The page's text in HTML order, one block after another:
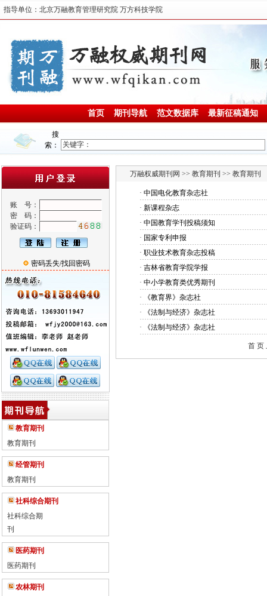
指导单位：北京万融教育管理研究院 万方科技学院
首页 期刊导航 范文数据库 最新征稿通知
搜
索：
账 号：
密 码：
验证码：
密码丢失/找回密码
教育期刊
教育期刊
经管期刊
教育期刊
社科综合期刊
社科综合期
刊
医药期刊
医药期刊
农林期刊
万融权威期刊网 >>教育期刊 >> 教育期刊
·中国电化教育杂志社
·新课程杂志
·中国教育学刊投稿须知
· 国家专利申报
·职业技术教育杂志投稿
·吉林省教育学院学报
·中小学教育类优秀期刊
·
《教育界》杂志社
·
《法制与经济》杂志社
·
《法制与经济》杂志社
首 页